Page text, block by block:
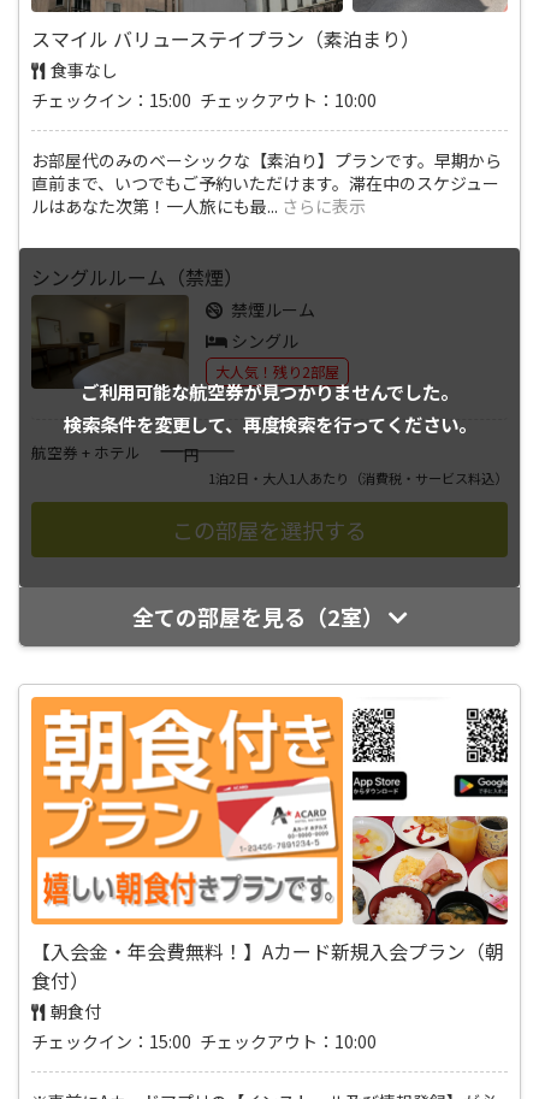
スマイル バリューステイプラン（素泊まり）
食事なし
チェックイン：15:00 チェックアウト：10:00
お部屋代のみのベーシックな【素泊り】プランです。早期から
直前まで、いつでもご予約いただけます。滞在中のスケジュー
ルはあなた次第！一人旅にも最... さらに表示
ご利用可能な航空券が見つかりませんでした。
検索条件を変更して、 再度検索を行ってください。
シングルルーム（禁煙）
禁煙ルーム
シングル
大人気！残り2部屋
航空券 + ホテル ――――円
1泊2日・大人1人あたり （消費税・サービス料込）
全ての部屋を見る（2室）
【入会金・年会費無料！】Aカード新規入会プラン（朝
食付）
朝食付
チェックイン：15:00 チェックアウト：10:00